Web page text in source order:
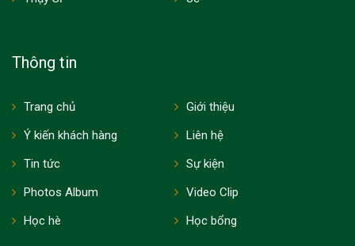
Thông tin
Trang chủ
Giới thiệu
Ý kiến khách hàng
Liên hệ
Tin tức
Sự kiện
Photos Album
Video Clip
Học hè
Học bổng